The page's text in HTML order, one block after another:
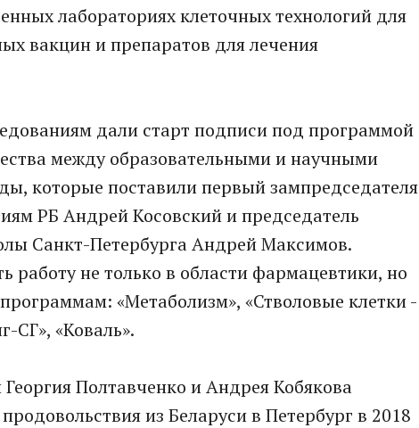
лабораториях клеточных технологий для
вакцин и препаратов для лечения
дали старт подписи под программой
между образовательными и научными
которые поставили первый зампредседателя
РБ Андрей Косовский и председатель
Санкт-Петербурга Андрей Максимов.
работу не только в области фармацевтики, но
«Метаболизм», «Стволовые клетки -
СГ», «Коваль».
Полтавченко и Андрея Кобякова
из Беларуси в Петербург в 2018